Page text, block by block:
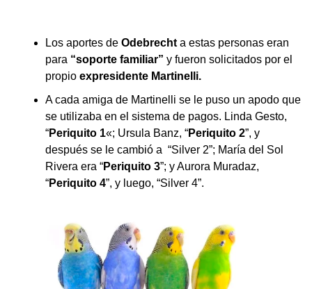
Los aportes de Odebrecht a estas personas eran
para “soporte familiar” y fueron solicitados por el
propio expresidente Martinelli.
A cada amiga de Martinelli se le puso un apodo que
se utilizaba en el sistema de pagos. Linda Gesto,
“Periquito 1«; Ursula Banz, “Periquito 2”, y
después se le cambió a “Silver 2”; María del Sol
Rivera era “Periquito 3”; y Aurora Muradaz,
“Periquito 4”, y luego, “Silver 4”.